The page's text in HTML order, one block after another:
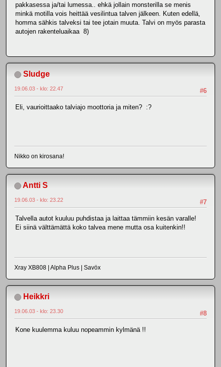
pakkasessa ja/tai lumessa.. ehkä jollain monsterilla se menis
minkä motilla vois heittää vesilintua talven jälkeen. Kuten edellä,
homma sähkis talveksi tai tee jotain muuta. Talvi on myös parasta
autojen rakenteluaikaa 8)
Sludge
#6
19.06.03 - klo: 22.47
Eli, vaurioittaako talviajo moottoria ja miten? :?
Nikko on kirosana!
Antti S
#7
19.06.03 - klo: 23.22
Talvella autot kuuluu puhdistaa ja laittaa tämmiin kesän varalle!
Ei siinä välttämättä koko talvea mene mutta osa kuitenkin!!
Xray XB808 | Alpha Plus | Savöx
Heikkri
#8
19.06.03 - klo: 23.30
Kone kuulemma kuluu nopeammin kylmänä !!